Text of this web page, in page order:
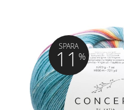
SPARA
11 %